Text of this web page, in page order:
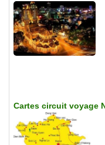
Cartes circuit voyage